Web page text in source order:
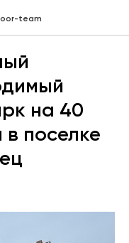
team
на 40
поселке